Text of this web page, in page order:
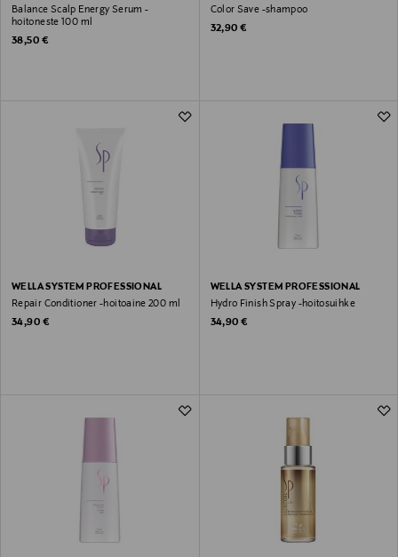
Balance Scalp Energy Serum -
hoitoneste 100 ml
Original Price
38,50 €
Color Save -shampoo
Original Price
32,90 €
WELLA SYSTEM PROFESSIONAL
Repair Conditioner -hoitoaine 200 ml
Original Price
34,90 €
WELLA SYSTEM PROFESSIONAL
Hydro Finish Spray -hoitosuihke
Original Price
34,90 €